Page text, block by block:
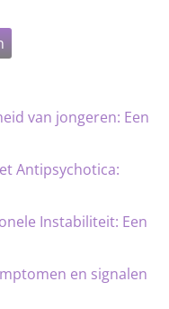
van jongeren: Een
Antipsychotica:
Instabiliteit: Een
en signalen